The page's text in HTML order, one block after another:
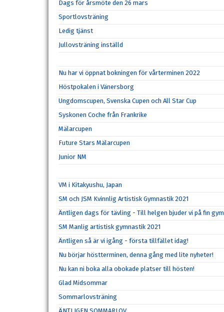
Dags för årsmöte den 26 mars
Sportlovsträning
Ledig tjänst
Jullovsträning inställd
Nu har vi öppnat bokningen för vårterminen 2022
Höstpokalen i Vänersborg
Ungdomscupen, Svenska Cupen och All Star Cup
Syskonen Coche från Frankrike
Mälarcupen
Future Stars Mälarcupen
Junior NM
VM i Kitakyushu, Japan
SM och JSM Kvinnlig Artistisk Gymnastik 2021
Äntligen dags för tävling - Till helgen bjuder vi på fin
SM Manlig artistisk gymnastik 2021
Äntligen så är vi igång - första tillfället idag!
Nu börjar höstterminen, denna gång med lite nyheter!
Nu kan ni boka alla obokade platser till hösten!
Glad Midsommar
Sommarlovsträning